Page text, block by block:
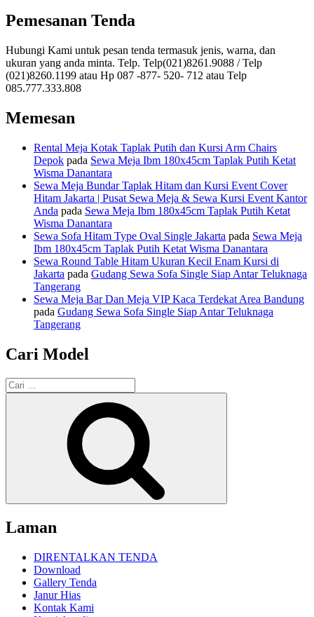
Pemesanan Tenda
Hubungi Kami untuk pesan tenda termasuk jenis, warna, dan
ukuran yang anda minta. Telp. Telp(021)8261.9088 / Telp
(021)8260.1199 atau Hp 087 -877- 520- 712 atau Telp
085.777.333.808
Memesan
Rental Meja Kotak Taplak Putih dan Kursi Arm Chairs
Depok pada Sewa Meja Ibm 180x45cm Taplak Putih Ketat
Wisma Danantara
Sewa Meja Bundar Taplak Hitam dan Kursi Event Cover
Hitam Jakarta | Pusat Sewa Meja & Sewa Kursi Event Kantor
Anda pada Sewa Meja Ibm 180x45cm Taplak Putih Ketat
Wisma Danantara
Sewa Sofa Hitam Type Oval Single Jakarta pada Sewa Meja
Ibm 180x45cm Taplak Putih Ketat Wisma Danantara
Sewa Round Table Hitam Ukuran Kecil Enam Kursi di
Jakarta pada Gudang Sewa Sofa Single Siap Antar Teluknaga
Tangerang
Sewa Meja Bar Dan Meja VIP Kaca Terdekat Area Bandung
pada Gudang Sewa Sofa Single Siap Antar Teluknaga
Tangerang
Cari Model
Pencarian
untuk:
Laman
DIRENTALKAN TENDA
Download
Gallery Tenda
Janur Hias
Kontak Kami